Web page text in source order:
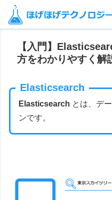
ホーム
【入門】
方をわかりやすく解
Elasticsearch
Elasticsearch とは、デ
ンです。